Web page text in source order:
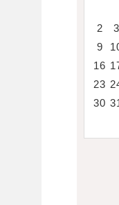
2
3
9
16
23
30